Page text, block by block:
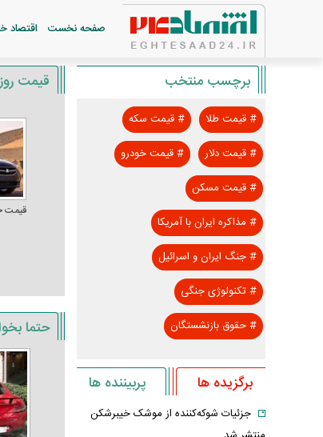
صفحه نخست اقتصاد
قیمت روز
قیمت
حتما
برچسب منتخب
#قیمت طلا #قیمت سکه
#قیمت دلار #قیمت خودرو
#قیمت مسکن
# مذاکره ایران با آمریکا
#جنگ ایران و اسرائیل
#تکنولوژی جنگی
#حقوق بازنشستگان
برگزیده ها پربیننده ها
جزئیات شوکه‌کننده از موشک خیبرشکن